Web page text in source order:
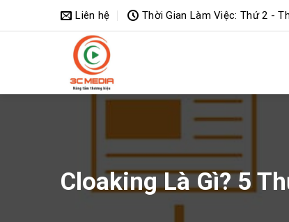
qua
Liên hệ Thời Gian Làm Việc: Thứ 2 -
Cloaking Là Gì? 5